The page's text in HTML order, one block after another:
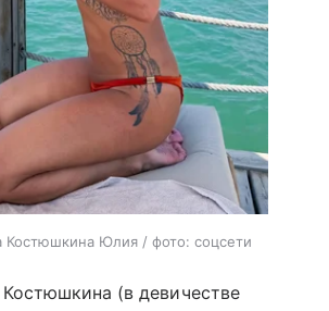
Костюшкина Юлия / фото: соцсети
(в девичестве